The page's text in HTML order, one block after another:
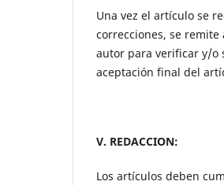
Una vez el artículo se
correcciones, se
autor para verificar y/o
aceptación final del
V. REDACCION:
Los artículos deben